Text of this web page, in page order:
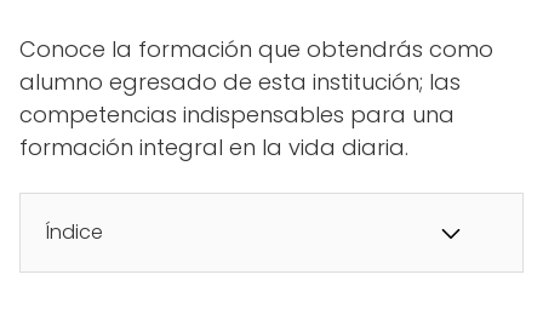
Conoce la formación que obtendrás como
alumno egresado de esta institución; las
competencias indispensables para una
formación integral en la vida diaria.
Índice